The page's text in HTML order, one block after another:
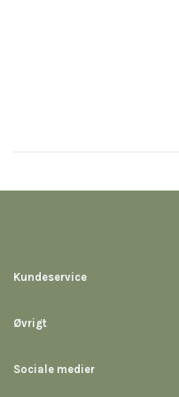
Kundeservice
Øvrigt
Sociale medier